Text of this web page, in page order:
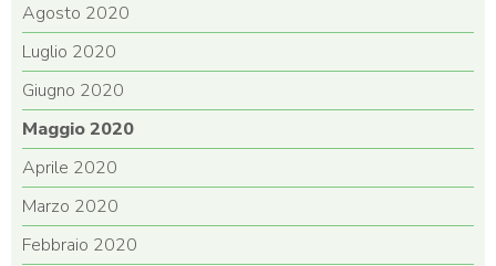
Agosto 2020
Luglio 2020
Giugno 2020
Maggio 2020
Aprile 2020
Marzo 2020
Febbraio 2020